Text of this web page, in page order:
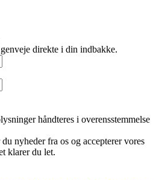
direkte i din indbakke.
håndteres i overensstemmelse
nyheder fra os og accepterer vores
klarer du let.